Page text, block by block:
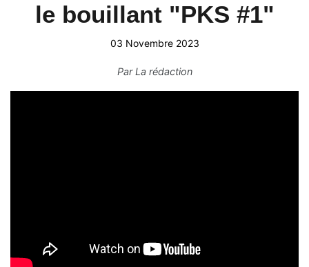
le bouillant "PKS #1"
03 Novembre 2023
ParLa rédaction